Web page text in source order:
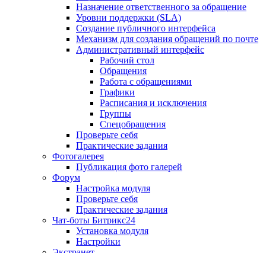
Назначение ответственного за обращение
Уровни поддержки (SLA)
Создание публичного интерфейса
Механизм для создания обращений по почте
Административный интерфейс
Рабочий стол
Обращения
Работа с обращениями
Графики
Расписания и исключения
Группы
Спецобращения
Проверьте себя
Практические задания
Фотогалерея
Публикация фото галерей
Форум
Настройка модуля
Проверьте себя
Практические задания
Чат-боты Битрикс24
Установка модуля
Настройки